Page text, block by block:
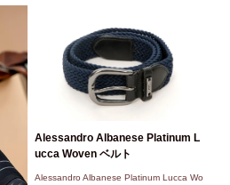
Alessandro Albanese Platinum L
ucca Woven ベルト
Alessandro Albanese Platinum Lucca Wo